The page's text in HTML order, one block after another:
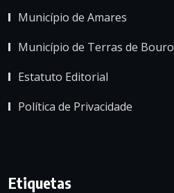
Município de Amares
Município de Terras de Bouro
Estatuto Editorial
Política de Privacidade
Etiquetas